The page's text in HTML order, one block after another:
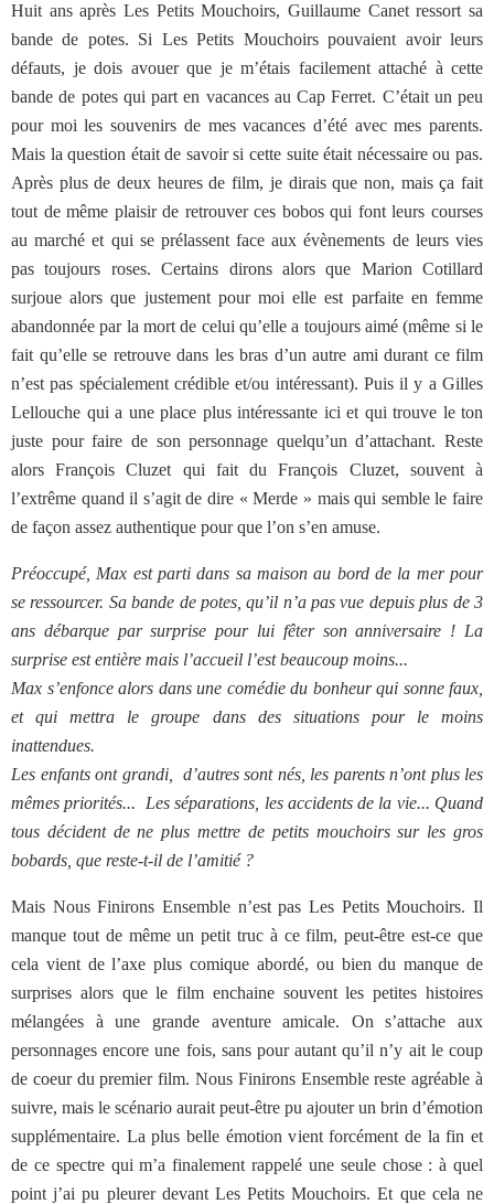
Huit ans après Les Petits Mouchoirs, Guillaume Canet ressort sa
bande de potes. Si Les Petits Mouchoirs pouvaient avoir leurs
défauts, je dois avouer que je m’étais facilement attaché à cette
bande de potes qui part en vacances au Cap Ferret. C’était un peu
pour moi les souvenirs de mes vacances d’été avec mes parents.
Mais la question était de savoir si cette suite était nécessaire ou pas.
Après plus de deux heures de film, je dirais que non, mais ça fait
tout de même plaisir de retrouver ces bobos qui font leurs courses
au marché et qui se prélassent face aux évènements de leurs vies
pas toujours roses. Certains dirons alors que Marion Cotillard
surjoue alors que justement pour moi elle est parfaite en femme
abandonnée par la mort de celui qu’elle a toujours aimé (même si le
fait qu’elle se retrouve dans les bras d’un autre ami durant ce film
n’est pas spécialement crédible et/ou intéressant). Puis il y a Gilles
Lellouche qui a une place plus intéressante ici et qui trouve le ton
juste pour faire de son personnage quelqu’un d’attachant. Reste
alors François Cluzet qui fait du François Cluzet, souvent à
l’extrême quand il s’agit de dire « Merde » mais qui semble le faire
de façon assez authentique pour que l’on s’en amuse.
Préoccupé, Max est parti dans sa maison au bord de la mer pour
se ressourcer. Sa bande de potes, qu’il n’a pas vue depuis plus de 3
ans débarque par surprise pour lui fêter son anniversaire ! La
surprise est entière mais l’accueil l’est beaucoup moins...
Max s’enfonce alors dans une comédie du bonheur qui sonne faux,
et qui mettra le groupe dans des situations pour le moins
inattendues.
Les enfants ont grandi, d’autres sont nés, les parents n’ont plus les
mêmes priorités... Les séparations, les accidents de la vie... Quand
tous décident de ne plus mettre de petits mouchoirs sur les gros
bobards, que reste-t-il de l’amitié ?
Mais Nous Finirons Ensemble n’est pas Les Petits Mouchoirs. Il
manque tout de même un petit truc à ce film, peut-être est-ce que
cela vient de l’axe plus comique abordé, ou bien du manque de
surprises alors que le film enchaine souvent les petites histoires
mélangées à une grande aventure amicale. On s’attache aux
personnages encore une fois, sans pour autant qu’il n’y ait le coup
de coeur du premier film. Nous Finirons Ensemble reste agréable à
suivre, mais le scénario aurait peut-être pu ajouter un brin d’émotion
supplémentaire. La plus belle émotion vient forcément de la fin et
de ce spectre qui m’a finalement rappelé une seule chose : à quel
point j’ai pu pleurer devant Les Petits Mouchoirs. Et que cela ne